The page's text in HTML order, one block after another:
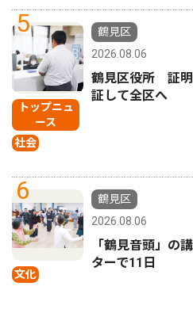
5
トップニュ
ース
社会
鶴見区
2026.08.06
鶴見区役所 証
証して全区へ
6
文化
鶴見区
2026.08.06
「鶴見音頭」の
ターで11日